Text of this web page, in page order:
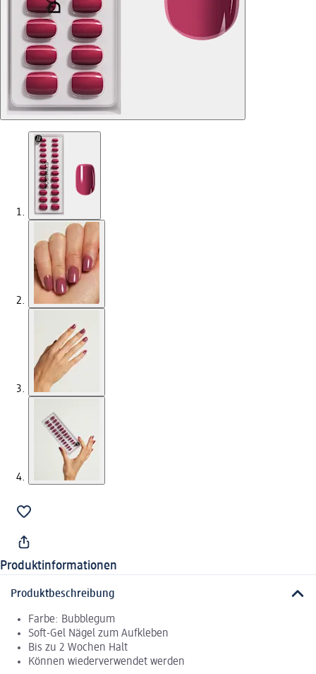
Produktinformationen
Produktbeschreibung
Farbe: Bubblegum
Soft-Gel Nägel zum Aufkleben
Bis zu 2 Wochen Halt
Können wiederverwendet werden